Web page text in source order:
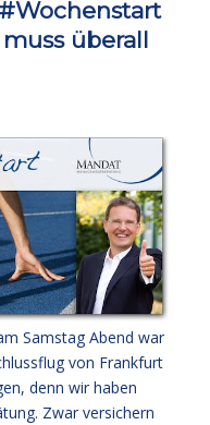
überall
Samstag Abend war
von Frankfurt
denn wir haben
Zwar versichern